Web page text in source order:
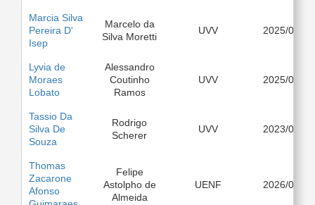
Marcia Silva
Pereira D'
Isep
Marcelo da
Silva Moretti
UVV 2025/08
Lyvia de
Moraes
Lobato
Alessandro
Coutinho
Ramos
UVV 2025/08
Tassio Da
Silva De
Souza
Rodrigo
Scherer
UVV 2023/03
Thomas
Zacarone
Afonso
Felipe
Astolpho de
Almeida
UENF 2026/08